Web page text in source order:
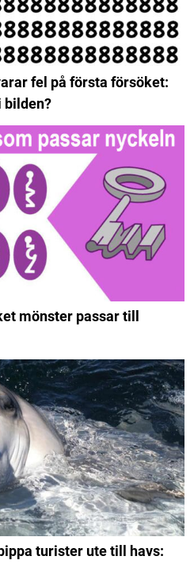
fel på första försöket:
bilden?
mönster passar till
turister ute till havs: